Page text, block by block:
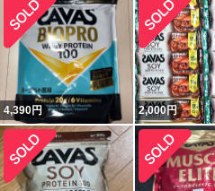
4,390円 2,000円